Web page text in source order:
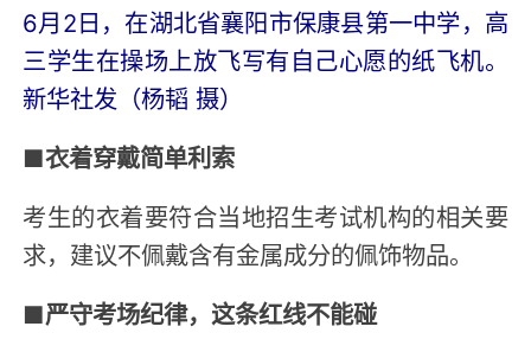
6月2日，在湖北省襄阳市保康县第一中学，高
三学生在操场上放飞写有自己心愿的纸飞机。
新华社发（杨韬 摄）
■衣着穿戴简单利索
考生的衣着要符合当地招生考试机构的相关要
求，建议不佩戴含有金属成分的佩饰物品。
■严守考场纪律，这条红线不能碰